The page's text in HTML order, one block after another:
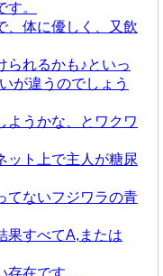
。
、体に優しく、又飲
られるかも♪といっ
が違うのでしょう
ようかな、とワクワ
ット上で主人が糖尿
てないフジワラの青
果すべてA,または
在です。